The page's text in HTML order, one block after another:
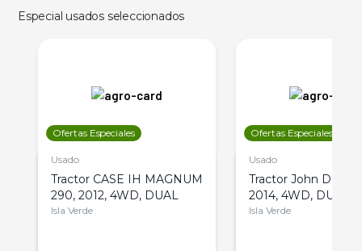
Especial usados seleccionados
Ofertas Especiales
Usado
Tractor CASE IH MAGNUM
290, 2012, 4WD, DUAL
Isla Verde
Ofertas Especiales
Usado
Tractor John Deere
2014, 4WD, DUAL
Isla Verde